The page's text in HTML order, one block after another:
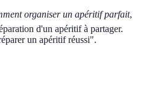
organiser un apéritif parfait,
d'un apéritif à partager.
un apéritif réussi".